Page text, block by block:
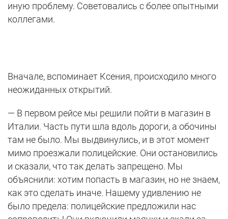
иную проблему. Советовались с более опытными
коллегами.
Вначале, вспоминает Ксения, происходило много
неожиданных открытий.
— В первом рейсе мы решили пойти в магазин в
Италии. Часть пути шла вдоль дороги, а обочины
там не было. Мы выдвинулись, и в этот момент
мимо проезжали полицейские. Они остановились
и сказали, что так делать запрещено. Мы
объяснили: хотим попасть в магазин, но не знаем,
как это сделать иначе. Нашему удивлению не
было предела: полицейские предложили нас